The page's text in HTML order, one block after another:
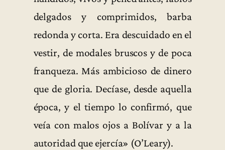
delgados y comprimidos, barba
redonda y corta. Era descuidado en el
vestir, de modales bruscos y de poca
franqueza. Más ambicioso de dinero
que de gloria. Decíase, desde aquella
época, y el tiempo lo confirmó, que
veía con malos ojos a Bolívar y a la
autoridad que ejercía» (O’Leary).